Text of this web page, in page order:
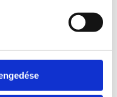
Gyerekeknek53
Vicces